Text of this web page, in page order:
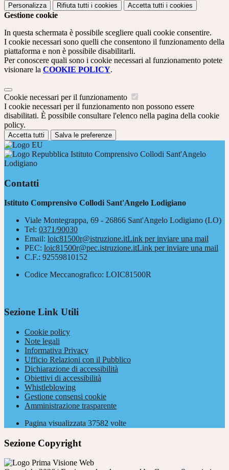
Personalizza Rifiuta tutti i cookies Accetta tutti i cookies
Gestione cookie
In questa schermata è possibile scegliere quali cookie consentire.
I cookie necessari sono quelli che consentono il funzionamento della
piattaforma e non è possibile disabilitarli.
Per conoscere quali sono i cookie necessari al funzionamento potete
visionare la COOKIE POLICY.
Cookie necessari per il funzionamento
I cookie necessari per il funzionamento non possono essere
disabilitati. È possibile consultare l'elenco nella pagina della cookie
policy.
Accetta tutti Salva le preferenze
Istituto Comprensivo Collodi Sant'Angelo
Lodigiano
Contatti
Istituto Comprensivo Collodi Sant'Angelo Lodigiano
Viale Montegrappa, 69 - 26866 Sant'Angelo Lodigiano (LO)
Tel: 0371/90030
Email: loic81500r@istruzione.itLink per inviare una mail
PEC: loic81500r@pec.istruzione.itLink per inviare una mail
C.F.: 92559810152
Codice Meccanografico: LOIC81500R
Sezione Link Utili
Cookie policy
Note legali
Informativa Privacy
Ufficio Relazioni con il Pubblico
Dichiarazione di accessibilità
Obiettivi di accessibilità
Whistleblowing
Gestione consensi cookie
Amministrazione trasparente
Pagina visualizzata 37582 volte
Sezione Copyright